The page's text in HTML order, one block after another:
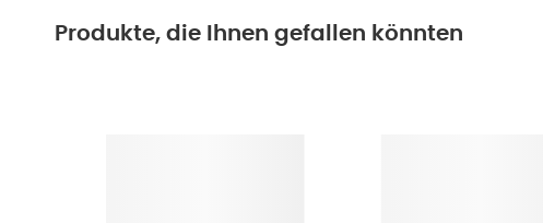
Produkte, die Ihnen gefallen könnten